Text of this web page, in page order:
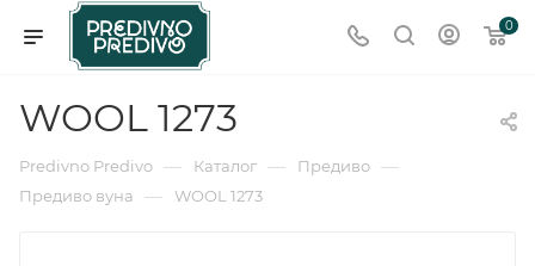
0
WOOL 1273
Predivno Predivo — Каталог — Предиво —
Предиво вуна — WOOL 1273